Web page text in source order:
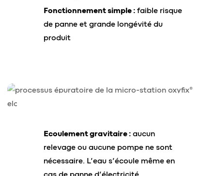
Fonctionnement simple : faible risque
de panne et grande longévité du
produit
Ecoulement gravitaire : aucun
relevage ou aucune pompe ne sont
nécessaire. L’eau s’écoule même en